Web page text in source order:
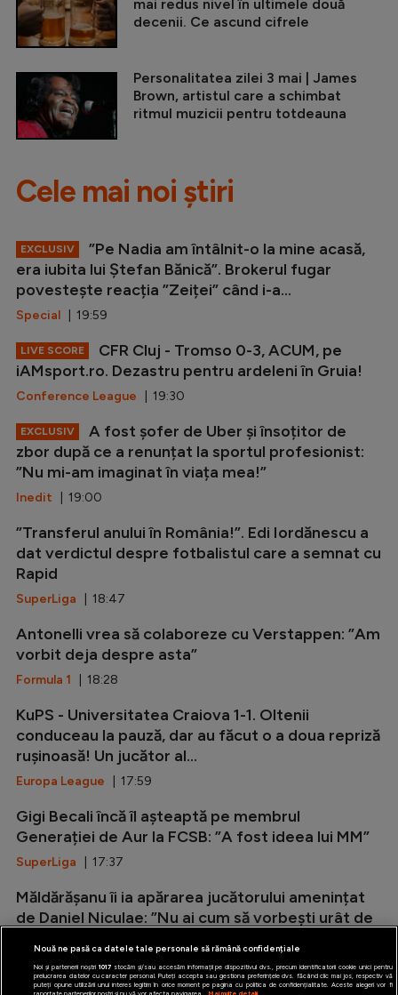
mai redus nivel în ultimele două
decenii. Ce ascund cifrele
Personalitatea zilei 3 mai | James
Brown, artistul care a schimbat
ritmul muzicii pentru totdeauna
Cele mai noi știri
EXCLUSIV
”Pe Nadia am întâlnit-o la mine acasă,
era iubita lui Ștefan Bănică”. Brokerul fugar
povestește reacția ”Zeiței” când i-a...
Special | 19:59
LIVE SCORE
CFR Cluj - Tromso 0-3, ACUM, pe
iAMsport.ro. Dezastru pentru ardeleni în Gruia!
Conference League | 19:30
EXCLUSIV
A fost șofer de Uber și însoțitor de
zbor după ce a renunțat la sportul profesionist:
”Nu mi-am imaginat în viața mea!”
Inedit | 19:00
”Transferul anului în România!”. Edi Iordănescu a
dat verdictul despre fotbalistul care a semnat cu
Rapid
SuperLiga | 18:47
Antonelli vrea să colaboreze cu Verstappen: ”Am
vorbit deja despre asta”
Formula 1 | 18:28
KuPS - Universitatea Craiova 1-1. Oltenii
conduceau la pauză, dar au făcut o a doua repriză
rușinoasă! Un jucător al...
Europa League | 17:59
Gigi Becali încă îl așteaptă pe membrul
Generației de Aur la FCSB: ”A fost ideea lui MM”
SuperLiga | 17:37
Măldărășanu îi ia apărarea jucătorului amenințat
de Daniel Niculae: ”Nu ai cum să vorbești urât de
SuperLiga| 17:13
Nouă ne pasă ca datele tale personale să rămână confidențiale
Noi și partenerii noștri 1017stocăm și/sau accesăm informații pe dispozitivul dvs., precum identificatorii cookie unici pentru
prelucrarea datelor cu caracter personal. Puteți accepta sau gestiona preferințele dvs. făcând clic mai jos, respectiv vă
puteți opune utilizării unui interes legitim în orice moment pe pagina cu politica de confidențialitate. Aceste alegeri vor fi
raportate partenerilor noștri și nu vă vor afecta navigarea.
Mai multe detalii